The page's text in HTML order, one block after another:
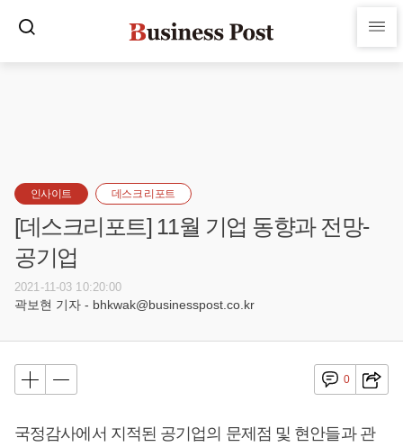
인사이트 데스크 리포트
[데스크리포트] 11월 기업 동향과 전망-
공기업
2021-11-03 10:20:00
곽보현 기자 - bhkwak@businesspost.co.kr
0
국정감사에서 지적된 공기업의 문제점 및 현안들과 관